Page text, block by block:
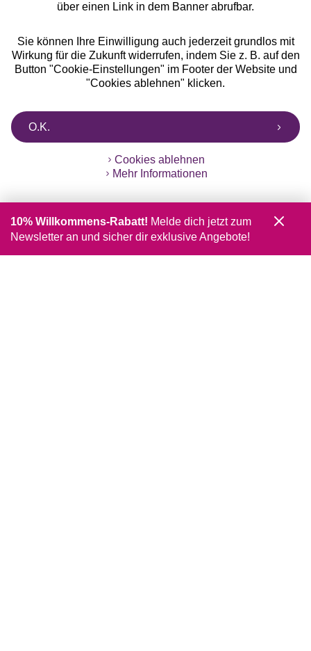
über einen Link in dem Banner abrufbar.
Sie können Ihre Einwilligung auch jederzeit grundlos mit
Wirkung für die Zukunft widerrufen, indem Sie z. B. auf den
Button "Cookie-Einstellungen" im Footer der Website und
"Cookies ablehnen" klicken.
O.K.
Cookies ablehnen
Mehr Informationen
10% Willkommens-Rabatt! Melde dich jetzt zum
Newsletter an und sicher dir exklusive Angebote!